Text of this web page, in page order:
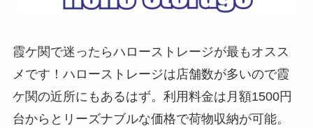
霞ケ関で迷ったらハローストレージが最もオスス
メです！ハローストレージは店舗数が多いので霞
ケ関の近所にもあるはず。利用料金は月額1500円
台からとリーズナブルな価格で荷物収納が可能。